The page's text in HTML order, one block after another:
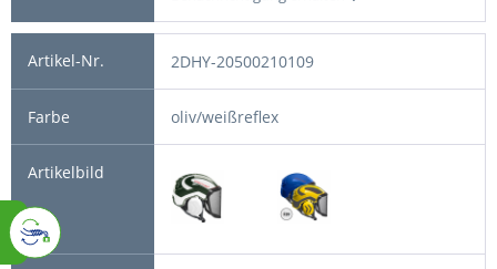
2DHY-20500210109
oliv/weißreflex